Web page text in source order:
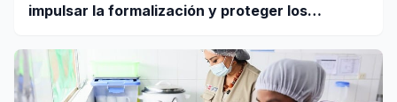
impulsar la formalización y proteger los